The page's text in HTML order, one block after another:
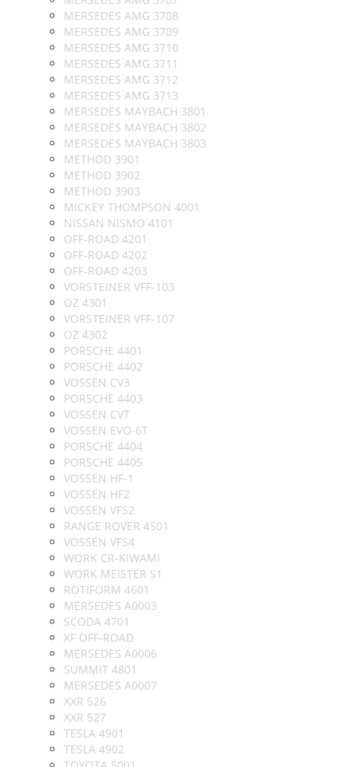
MERSEDES AMG 3708
MERSEDES AMG 3709
MERSEDES AMG 3710
MERSEDES AMG 3711
MERSEDES AMG 3712
MERSEDES AMG 3713
MERSEDES MAYBACH 3801
MERSEDES MAYBACH 3802
MERSEDES MAYBACH 3803
METHOD 3901
METHOD 3902
METHOD 3903
MICKEY THOMPSON 4001
NISSAN NISMO 4101
OFF-ROAD 4201
OFF-ROAD 4202
OFF-ROAD 4203
VORSTEINER VFF-103
OZ 4301
VORSTEINER VFF-107
OZ 4302
PORSCHE 4401
PORSCHE 4402
VOSSEN CV3
PORSCHE 4403
VOSSEN CVT
VOSSEN EVO-6T
PORSCHE 4404
PORSCHE 4405
VOSSEN HF-1
VOSSEN HF2
VOSSEN VFS2
RANGE ROVER 4501
VOSSEN VFS4
WORK CR-KIWAMI
WORK MEISTER S1
ROTIFORM 4601
MERSEDES A0003
SCODA 4701
XF OFF-ROAD
MERSEDES A0006
SUMMIT 4801
MERSEDES A0007
XXR 526
XXR 527
TESLA 4901
TESLA 4902